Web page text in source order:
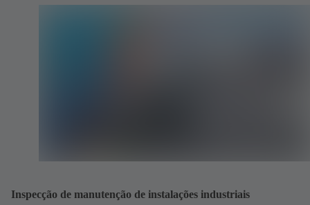
Inspecção de manutenção de instalações industriais